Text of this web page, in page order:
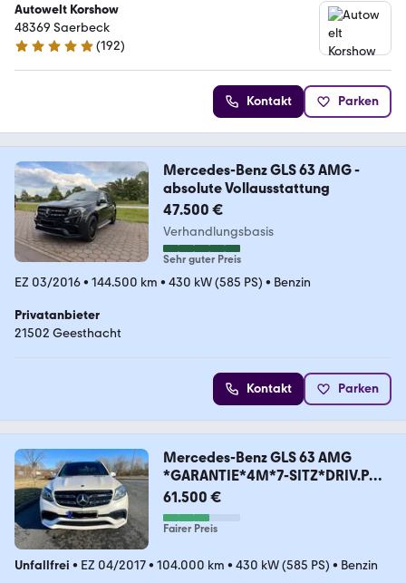
Autowelt Korshow
48369 Saerbeck
4.9 Sterne
(192)
Kontakt Parken
Mercedes-Benz GLS 63 AMG -
absolute Vollausstattung
47.500 €
Verhandlungsbasis
Sehr guter Preis
EZ 03/2016• 144.500 km • 430 kW (585 PS) • Benzin
Privatanbieter
21502 Geesthacht
Kontakt Parken
Mercedes-Benz GLS 63 AMG
*GARANTIE*4M*7-SITZ*DRIV.P
*PANO*SOUN
61.500 €
Fairer Preis
Unfallfrei • EZ 04/2017• 104.000 km • 430 kW (585 PS) • Benzin